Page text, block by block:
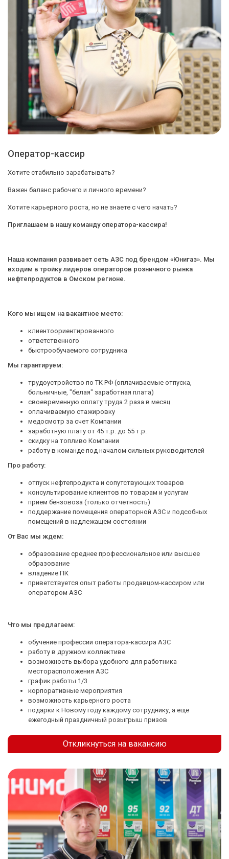
Оператор-кассир
Хотите стабильно зарабатывать?
Важен баланс рабочего и личного времени?
Хотите карьерного роста, но не знаете с чего начать?
Приглашаем в нашу команду оператора-кассира!
Наша компания развивает сеть АЗС под брендом «Юнигаз». Мы
входим в тройку лидеров операторов розничного рынка
нефтепродуктов в Омском регионе.
Кого мы ищем на вакантное место:
клиентоориентированного
ответственного
быстрообучаемого сотрудника
Мы гарантируем:
трудоустройство по ТК РФ (оплачиваемые отпуска,
больничные, "белая" заработная плата)
своевременную оплату труда 2 раза в месяц
оплачиваемую стажировку
медосмотр за счет Компании
заработную плату от 45 т.р. до 55 т.р.
скидку на топливо Компании
работу в команде под началом сильных руководителей
Про работу:
отпуск нефтепродукта и сопутствующих товаров
консультирование клиентов по товарам и услугам
прием бензовоза (только отчетность)
поддержание помещения операторной АЗС и подсобных
помещений в надлежащем состоянии
От Вас мы ждем:
образование среднее профессиональное или высшее
образование
владение ПК
приветствуется опыт работы продавцом-кассиром или
оператором АЗС
Что мы предлагаем:
обучение профессии оператора-кассира АЗС
работу в дружном коллективе
возможность выбора удобного для работника
месторасположения АЗС
график работы 1/3
корпоративные мероприятия
возможность карьерного роста
подарки к Новому году каждому сотруднику, а еще
ежегодный праздничный розыгрыш призов
Откликнуться на вакансию